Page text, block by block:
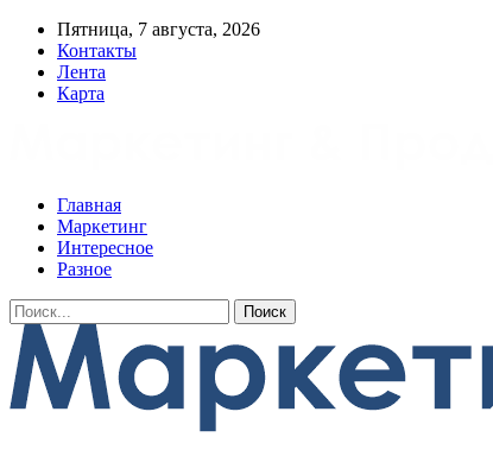
Пятница, 7 августа, 2026
Контакты
Лента
Карта
Главная
Маркетинг
Интересное
Разное